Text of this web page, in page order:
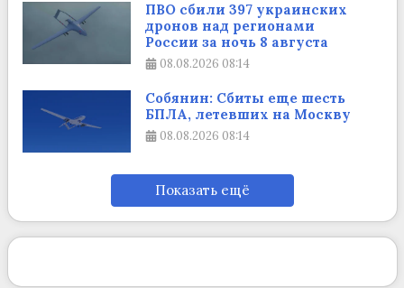
ПВО сбили 397 украинских
дронов над регионами
России за ночь 8 августа
08.08.2026 08:14
Собянин: Сбиты еще шесть
БПЛА, летевших на Москву
08.08.2026 08:14
Показать ещё